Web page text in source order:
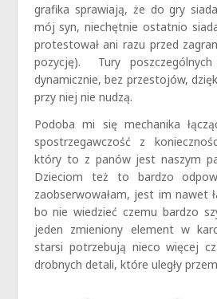
grafika sprawiają, że do gry
mój syn, niechętnie ostatnio
protestował ani razu przed
pozycję). Tury poszczególnych
dynamicznie, bez przestojów,
przy niej nie nudzą.
Podoba mi się mechanika
spostrzegawczość z
który to z panów jest naszym
Dzieciom też to bardzo
zaobserwowałam, jest im nawet
bo nie wiedzieć czemu bardzo
jeden zmieniony element w
starsi potrzebują nieco więcej
drobnych detali, które uległy